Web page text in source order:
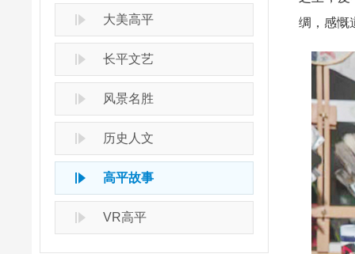
大美高平
长平文艺
风景名胜
历史人文
高平故事
VR高平
绸，感慨